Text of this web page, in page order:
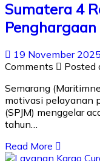
Sumatera 4
Penghargaan
19 November 2025
Comments
Posted
Semarang
motivasi pelayanan
(SPJM) menggelar
tahun…
Read More